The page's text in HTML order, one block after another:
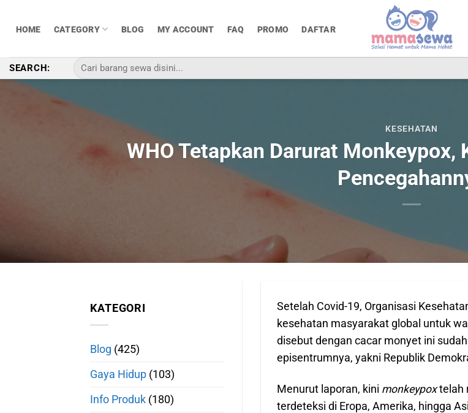
HOME CATEGORY BLOG MY ACCOUNT FAQ PROMO DAFTAR
SEARCH:
Pencarian
untuk:
KESEHATAN
WHO Tetapkan Darurat Monkeypox,
KATEGORI
Blog (425)
Gaya Hidup (103)
Info Produk (180)
Setelah Covid-19, Organisasi
kesehatan masyarakat global untuk
disebut dengan cacar monyet ini
episentrumnya, yakni Republik
Menurut laporan, kini monkeypoxtelah
terdeteksi di Eropa, Amerika, hingga